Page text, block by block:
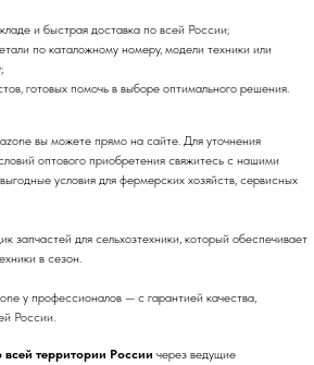
и быстрая доставка по всей России;
по каталожному номеру, модели техники или
готовых помочь в выборе оптимального решения.
вы можете прямо на сайте. Для уточнения
оптового приобретения свяжитесь с нашими
условия для фермерских хозяйств, сервисных
запчастей для сельхозтехники, который обеспечивает
в сезон.
у профессионалов — с гарантией качества,
России.
всей территории России через ведущие